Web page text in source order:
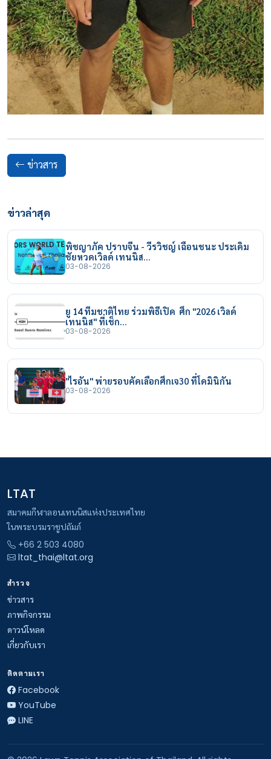
ข่าวสาร
ข่าวล่าสุด
พิชญาภัค ปราบจีน - วีรวิชญ์ เฉือนชนะ ประเดิม
ชัยหวดเวิลด์ เทนนิส…
03-08-2026
ยู 14 ทีมชาติไทย ร่วมพิธีเปิด ศึก "2026 เวิลด์
เทนนิส" ที่เช็ก…
03-08-2026
"ไรอัน" พ่ายรอบคัดเลือกศึกเจ30 ที่โดมินิกัน
03-08-2026
LTAT
สมาคมกีฬาลอนเทนนิสแห่งประเทศไทย
ในพระบรมราชูปถัมภ์
+66 2 503 4080
ltat_thai@ltat.org
สำรวจ
ข่าวสาร
ภาพกิจกรรม
ดาวน์โหลด
เกี่ยวกับเรา
ติดตามเรา
Facebook
YouTube
LINE